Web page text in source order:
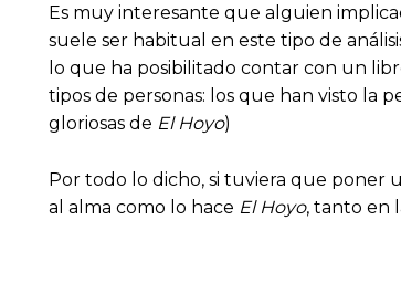
Es muy interesante que alguien
suele ser habitual en este tipo de
lo que ha posibilitado contar con un
tipos de personas: los que han visto la
gloriosas de El Hoyo)
Por todo lo dicho, si tuviera que poner
al alma como lo hace El Hoyo, tanto en